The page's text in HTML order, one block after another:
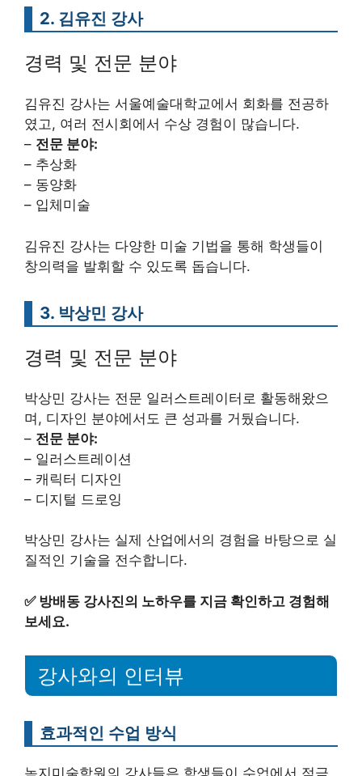
2. 김유진 강사
경력 및 전문 분야
김유진 강사는 서울예술대학교에서 회화를 전공하
였고, 여러 전시회에서 수상 경험이 많습니다.
– 전문 분야:
– 추상화
– 동양화
– 입체미술
김유진 강사는 다양한 미술 기법을 통해 학생들이
창의력을 발휘할 수 있도록 돕습니다.
3. 박상민 강사
경력 및 전문 분야
박상민 강사는 전문 일러스트레이터로 활동해왔으
며, 디자인 분야에서도 큰 성과를 거뒀습니다.
– 전문 분야:
– 일러스트레이션
– 캐릭터 디자인
– 디지털 드로잉
박상민 강사는 실제 산업에서의 경험을 바탕으로 실
질적인 기술을 전수합니다.
✅ 방배동 강사진의 노하우를 지금 확인하고 경험해
보세요.
강사와의 인터뷰
효과적인 수업 방식